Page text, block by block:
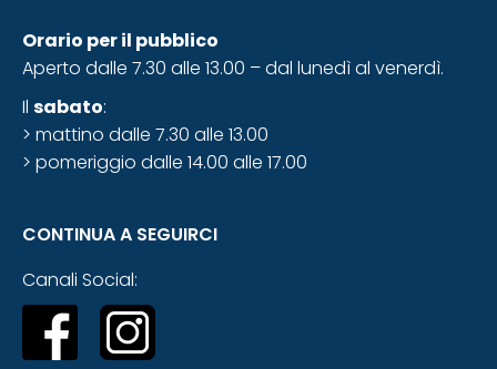
Orario per il pubblico
Aperto dalle 7.30 alle 13.00 – dal lunedì al venerdì.
Il sabato:
> mattino dalle 7.30 alle 13.00
> pomeriggio dalle 14.00 alle 17.00
CONTINUA A SEGUIRCI
Canali Social: